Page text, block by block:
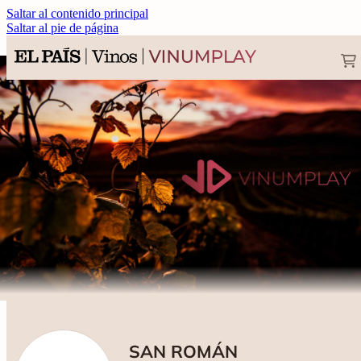
Saltar al contenido principal
Saltar al pie de página
SAN ROMÁN